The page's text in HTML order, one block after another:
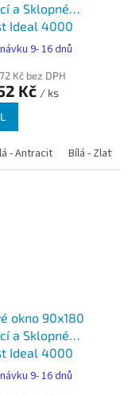
- Tmavý dub Bílá -
a Sklopné
Ideal 4000
9- 16 dnů
Kč bez DPH
Kč / ks
- Antracit Bílá - Zlatý
okno 90x180
a Sklopné
Ideal 4000
9- 16 dnů